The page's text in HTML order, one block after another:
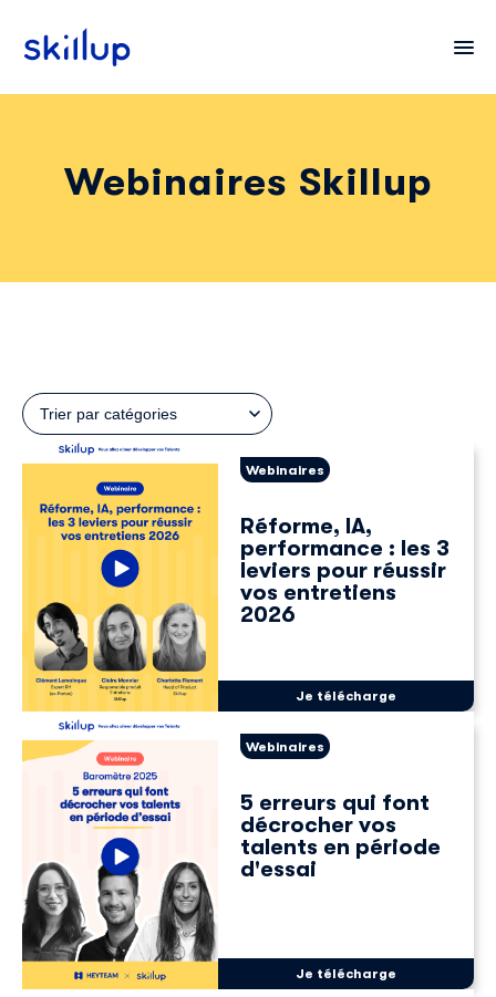
Clients
Webinaires Skillup
Trier par catégories
Webinaires
Réforme, IA,
performance : les 3
leviers pour réussir
vos entretiens
2026
Je télécharge
Webinaires
5 erreurs qui font
décrocher vos
talents en période
d'essai
Je télécharge